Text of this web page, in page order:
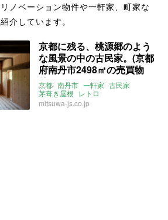
ノベーション物件や一軒家、町家な
介しています。
京都に残る、桃源郷のよう
な風景の中の古民家。(京都
府南丹市2498㎡の売買物
件）
京都 南丹市 一軒家 古民家
茅葺き屋根 レトロ
リノベーション
縁側 蔵 売買
mitsuwa-js.co.jp